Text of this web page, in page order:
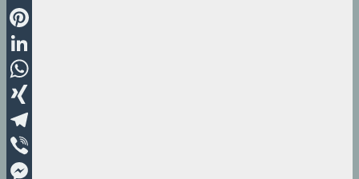
Email
Pinterest
LinkedIn
WhatsApp
XING
Telegram
Viber